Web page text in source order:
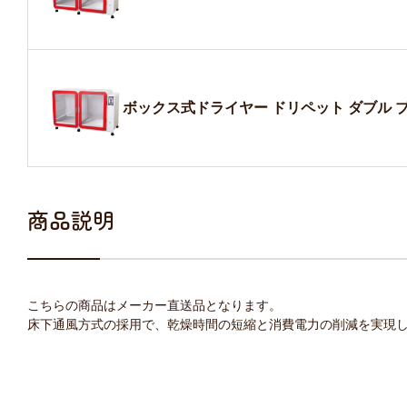
ボックス式ドライヤー ドリペット ダブル
商品説明
こちらの商品はメーカー直送品となります。
床下通風方式の採用で、乾燥時間の短縮と消費電力の削減を実現